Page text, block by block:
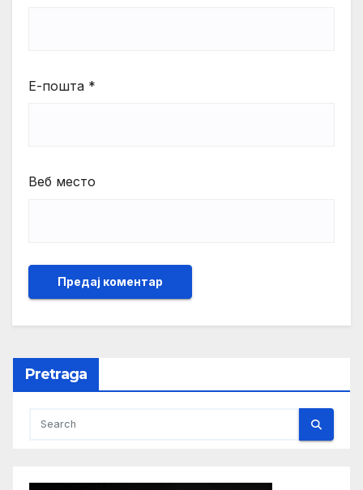
Е-пошта *
Веб место
Pretraga